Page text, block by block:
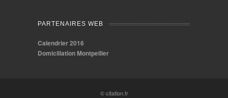
PARTENAIRES WEB
Calendrier 2016
Domiciliation Montpellier
© citation.fr